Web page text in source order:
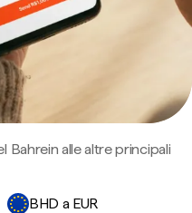
Bahrein alle altre principali
BHD a EUR